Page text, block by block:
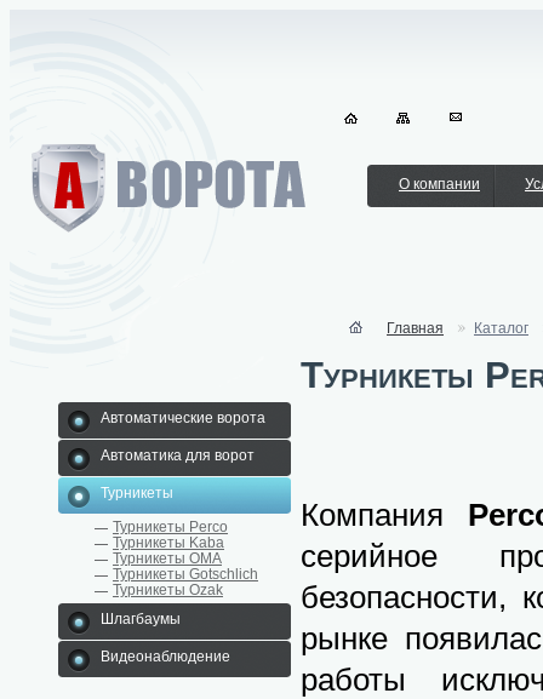
О компании
Автоматические ворота
Автоматика для ворот
Турникеты
Турникеты Perco
Турникеты Kaba
Турникеты ОМА
Турникеты Gotschlich
Турникеты Ozak
Шлагбаумы
Видеонаблюдение
Главная Каталог
Турникеты
Компания
серийное
безопасности,
рынке
работы